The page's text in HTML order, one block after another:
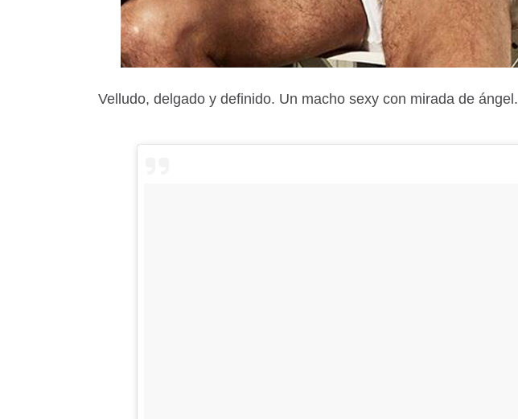
Velludo, delgado y definido. Un macho sexy con mirada de ángel.